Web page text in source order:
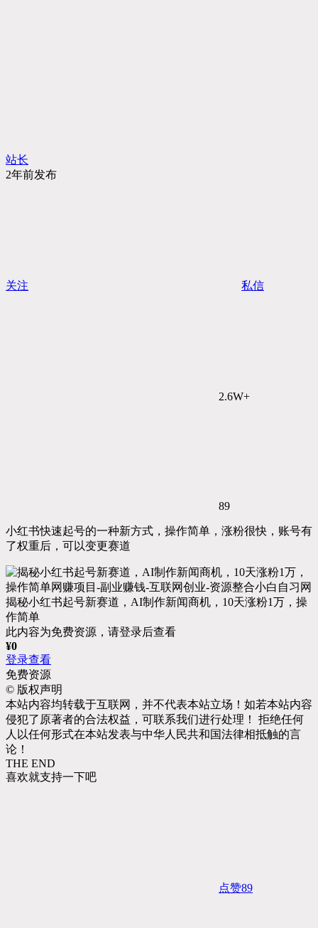
站长
2年前发布
关注 私信
2.6W+
89
小红书快速起号的一种新方式，操作简单，涨粉很快，账号有
了权重后，可以变更赛道
揭秘小红书起号新赛道，AI制作新闻商机，10天涨粉1万，操
作简单
此内容为免费资源，请登录后查看
¥0
登录查看
免费资源
© 版权声明
本站内容均转载于互联网，并不代表本站立场！如若本站内容
侵犯了原著者的合法权益，可联系我们进行处理！ 拒绝任何
人以任何形式在本站发表与中华人民共和国法律相抵触的言
论！
THE END
喜欢就支持一下吧
点赞89